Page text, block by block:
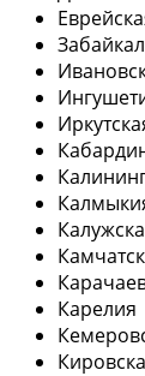
Карелия